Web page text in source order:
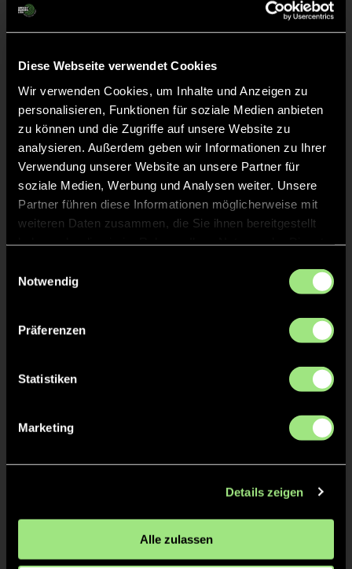
Diese Webseite verwendet Cookies
Wir verwenden Cookies, um Inhalte und Anzeigen zu
personalisieren, Funktionen für soziale Medien anbieten
zu können und die Zugriffe auf unsere Website zu
analysieren. Außerdem geben wir Informationen zu Ihrer
Verwendung unserer Website an unsere Partner für
soziale Medien, Werbung und Analysen weiter. Unsere
Partner führen diese Informationen möglicherweise mit
weiteren Daten zusammen, die Sie ihnen bereitgestellt
Notwendig
Präferenzen
Statistiken
Marketing
Details zeigen
Alle zulassen
26
Leonie S. 10
Emily P.
TW = Torwart & ETW = Ersatztorwart, K = Kapitän
Tore & Karten
0:3 Maja F., 3’
2/4